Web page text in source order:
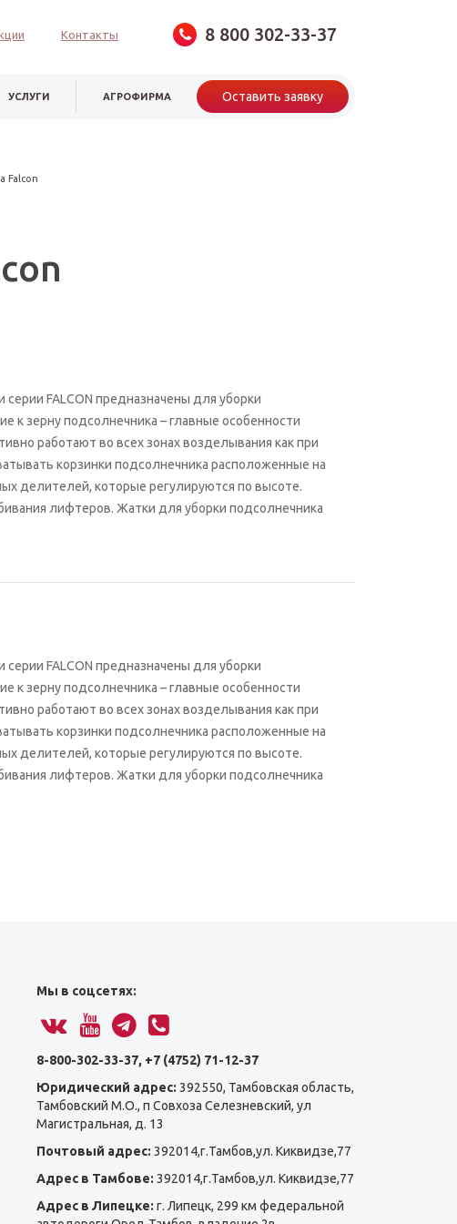
8 800 302-33-37
Контакты
УСЛУГИ АГРОФИРМА Оставить заявку
Falcon
FALСON предназначены для уборки
к зерну подсолнечника – главные особенности
работают во всех зонах возделывания как при
корзинки подсолнечника расположенные на
делителей, которые регулируются по высоте.
лифтеров. Жатки для уборки подсолнечника
FALСON предназначены для уборки
к зерну подсолнечника – главные особенности
работают во всех зонах возделывания как при
корзинки подсолнечника расположенные на
делителей, которые регулируются по высоте.
лифтеров. Жатки для уборки подсолнечника
Мы в соцсетях:
8-800-302-33-37, +7 (4752) 71-12-37
Юридический адрес: 392550, Тамбовская область,
Тамбовский М.О., п Совхоза Селезневский, ул
Магистральная, д. 13
Почтовый адрес: 392014,г.Тамбов,ул. Киквидзе,77
Адрес в Тамбове: 392014,г.Тамбов,ул. Киквидзе,77
Адрес в Липецке: г. Липецк, 299 км федеральной